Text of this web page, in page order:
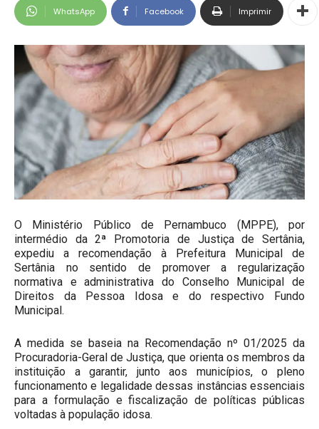
WhatsApp Facebook Imprimir
O Ministério Público de Pernambuco (MPPE), por
intermédio da 2ª Promotoria de Justiça de Sertânia,
expediu a recomendação à Prefeitura Municipal de
Sertânia no sentido de promover a regularização
normativa e administrativa do Conselho Municipal de
Direitos da Pessoa Idosa e do respectivo Fundo
Municipal.
A medida se baseia na Recomendação nº 01/2025 da
Procuradoria-Geral de Justiça, que orienta os membros da
instituição a garantir, junto aos municípios, o pleno
funcionamento e legalidade dessas instâncias essenciais
para a formulação e fiscalização de políticas públicas
voltadas à população idosa.